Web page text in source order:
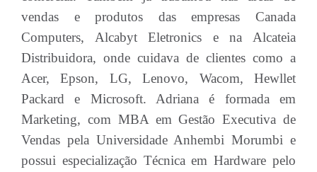
vendas e produtos das empresas Canada
Computers, Alcabyt Eletronics e na Alcateia
Distribuidora, onde cuidava de clientes como a
Acer, Epson, LG, Lenovo, Wacom, Hewllet
Packard e Microsoft. Adriana é formada em
Marketing, com MBA em Gestão Executiva de
Vendas pela Universidade Anhembi Morumbi e
possui especialização Técnica em Hardware pelo